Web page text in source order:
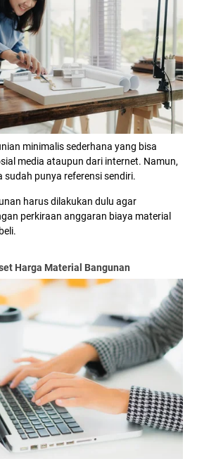
minimalis sederhana yang bisa
media ataupun dari internet. Namun,
sudah punya referensi sendiri.
harus dilakukan dulu agar
perkiraan anggaran biaya material
Harga Material Bangunan